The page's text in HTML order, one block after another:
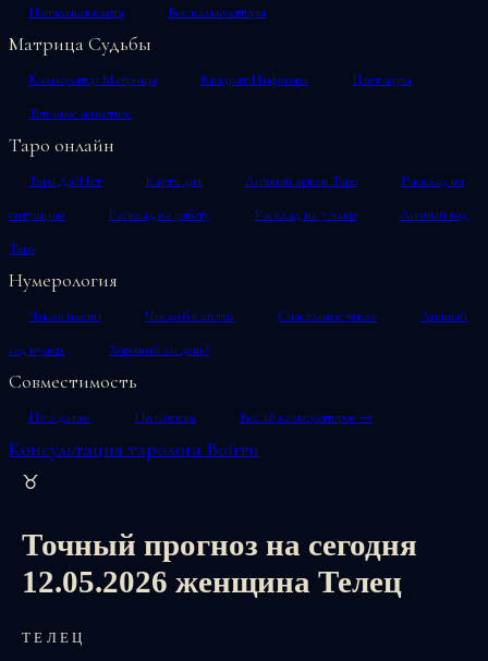
Натальная карта Все калькуляторы
Матрица Судьбы
Калькулятор Матрицы Квадрат Пифагора
Цвет ауры
Тотемное животное
Таро онлайн
Таро Да/Нет Карта дня Личный аркан Таро
Расклад на
ситуацию
Расклад на работу Расклад на 7 чакр
Личный год
Таро
Нумерология
Число имени Число богатства Счастливое число
Личный
год нумер.
Хороший ли день?
Совместимость
По 2 датам По именам Все 18 калькуляторов →
Консультация таролога Войти
♉
Точный прогноз на сегодня
12.05.2026 женщина Телец
ТЕЛЕЦ